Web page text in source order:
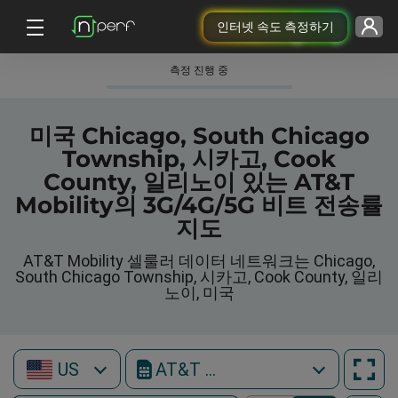
인터넷 속도 측정하기
측정 진행 중
미국 Chicago, South Chicago
Township, 시카고, Cook
County, 일리노이 있는 AT&T
Mobility의 3G/4G/5G 비트 전송률
지도
AT&T Mobility 셀룰러 데이터 네트워크는 Chicago,
South Chicago Township, 시카고, Cook County, 일리
노이, 미국
US AT&T Mobility